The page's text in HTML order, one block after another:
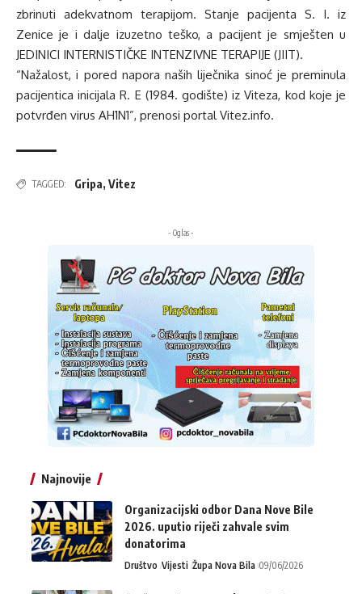
zbrinuti adekvatnom terapijom. Stanje pacijenta S. I. iz
Zenice je i dalje izuzetno teško, a pacijent je smješten u
JEDINICI INTERNISTIČKE INTENZIVNE TERAPIJE (JIIT).
“Nažalost, i pored napora naših liječnika sinoć je preminula
pacijentica inicijala R. E (1984. godište) iz Viteza, kod koje je
potvrđen virus AH1N1”, prenosi portal Vitez.info.
TAGGED: Gripa, Vitez
- Oglas -
Najnovije
Organizacijski odbor Dana Nove Bile
2026. uputio riječi zahvale svim
donatorima
Društvo Vijesti Župa Nova Bila 09/06/2026